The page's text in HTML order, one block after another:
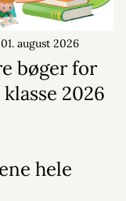
01. august 2026
bøger for
2026
hele